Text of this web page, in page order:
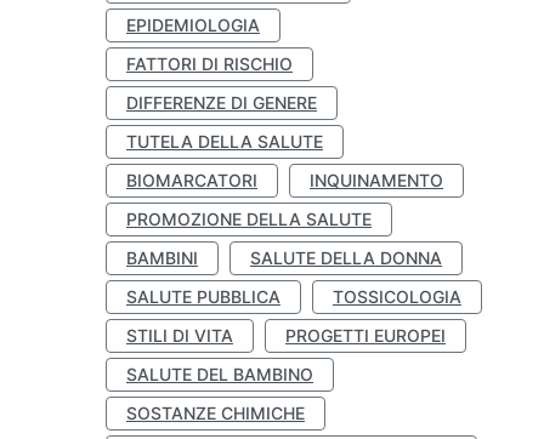
EPIDEMIOLOGIA
FATTORI DI RISCHIO
DIFFERENZE DI GENERE
TUTELA DELLA SALUTE
BIOMARCATORI
INQUINAMENTO
PROMOZIONE DELLA SALUTE
BAMBINI
SALUTE DELLA DONNA
SALUTE PUBBLICA
TOSSICOLOGIA
STILI DI VITA
PROGETTI EUROPEI
SALUTE DEL BAMBINO
SOSTANZE CHIMICHE